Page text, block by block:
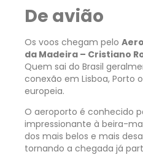
De avião
Os voos chegam pelo
da Madeira – Cristiano
Quem sai do Brasil
conexão em Lisboa, Porto
europeia.
O aeroporto é conhecido
impressionante à beira-
dos mais belos e mais
tornando a chegada já